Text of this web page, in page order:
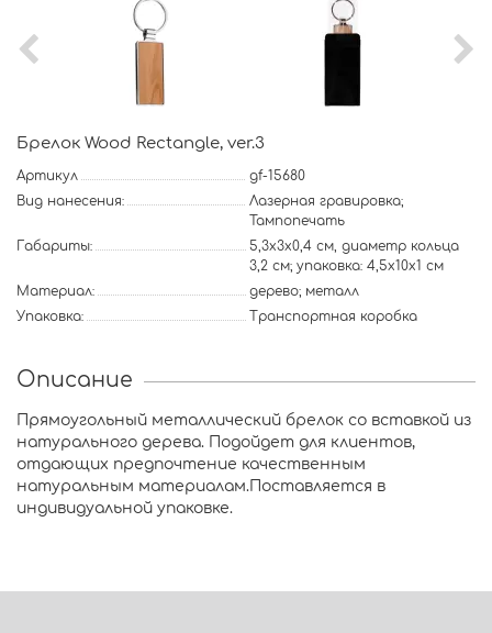
Брелок Wood Rectangle, ver.3
Артикул
gf-15680
Вид нанесения:
Лазерная гравировка;
Тампопечать
Габариты:
5,3x3x0,4 см, диаметр кольца
3,2 см; упаковка: 4,5x10x1 см
Материал:
дерево; металл
Упаковка:
Транспортная коробка
Описание
Прямоугольный металлический брелок со вставкой из
натурального дерева. Подойдет для клиентов,
отдающих предпочтение качественным
натуральным материалам.Поставляется в
индивидуальной упаковке.